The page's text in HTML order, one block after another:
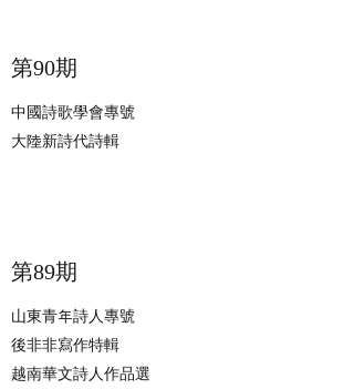
​第90期
中國詩歌學會專號
大陸新詩代詩輯
第89期
山東青年詩人專號
後非非寫作特輯
越南華文詩人作品選